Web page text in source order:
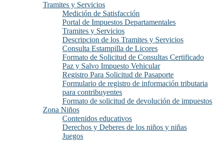
Tramites y Servicios
Medición de Satisfacción
Portal de Impuestos Departamentales
Tramites y Servicios
Descripcion de los Tramites y Servicios
Consulta Estampilla de Licores
Formato de Solicitud de Consultas Certificado
Paz y Salvo Impuesto Vehicular
Registro Para Solicitud de Pasaporte
Formulario de registro de información tributaria
para contribuyentes
Formato de solicitud de devolución de impuestos
Zona Niños
Contenidos educativos
Derechos y Deberes de los niños y niñas
Juegos